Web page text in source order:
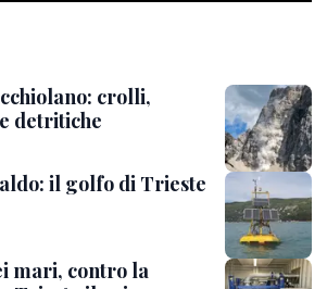
crolli,
detritiche
il golfo di Trieste
mari, contro la